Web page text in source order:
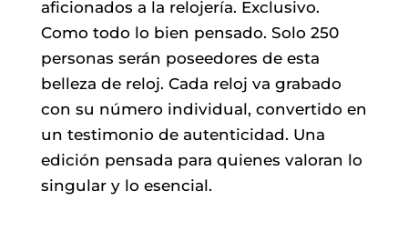
aficionados a la relojería. Exclusivo.
Como todo lo bien pensado. Solo 250
personas serán poseedores de esta
belleza de reloj. Cada reloj va grabado
con su número individual, convertido en
un testimonio de autenticidad. Una
edición pensada para quienes valoran lo
singular y lo esencial.